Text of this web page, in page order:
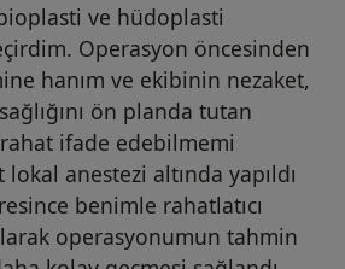
ve hüdoplasti
Operasyon öncesinden
hanım ve ekibinin nezaket,
ön planda tutan
ifade edebilmemi
anestezi altında yapıldı
benimle rahatlatıcı
operasyonumun tahmin